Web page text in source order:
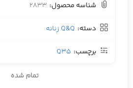
شناسه محصول: 2833
دسته: Q&Q زنانه
برچسب: Q35
تمام شده